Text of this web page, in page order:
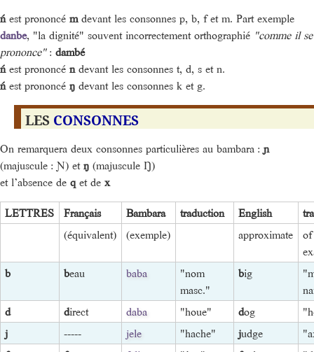
ńest prononcé mdevant les consonnes p, b, f et m. Part exemple
danbe, "la dignité" souvent incorrectement orthographié "comme il se
prononce": dambé
ńest prononcé ndevant les consonnes t, d, s et n.
ńest prononcé ŋ devant les consonnes k et g.
LES CONSONNES
On remarquera deux consonnes particulières au bambara :ɲ
(majuscule : Ɲ) etŋ (majuscule Ŋ)
et l’absence de q et de x
LETTRES Français Bambara traduction English
(équivalent) (exemple) approximate of
b
beau baba
"nom
masc."
big
d
direct daba "houe" dog
j
----- jele "hache" judge